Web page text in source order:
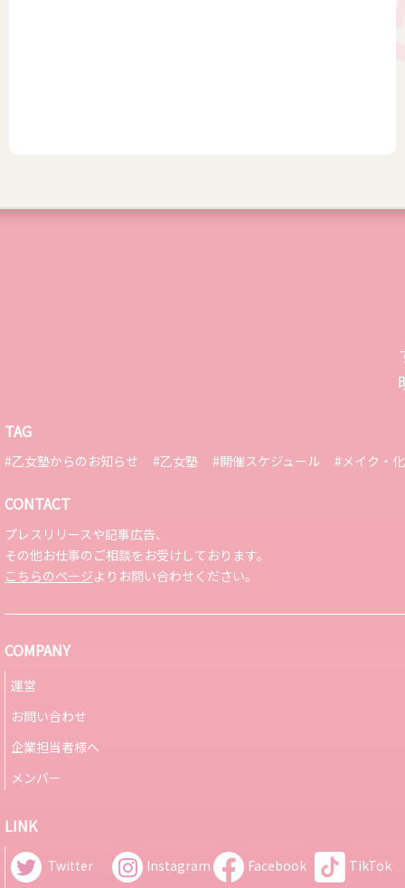
TAG
#乙女塾からのお知らせ #乙女塾 #開催スケジュール #メイク・
CONTACT
プレスリリースや記事広告、
その他お仕事のご相談をお受けしております。
こちらのページよりお問い合わせください。
COMPANY
運営
お問い合わせ
企業担当者様へ
メンバー
LINK
Twitter Instagram Facebook TikTok